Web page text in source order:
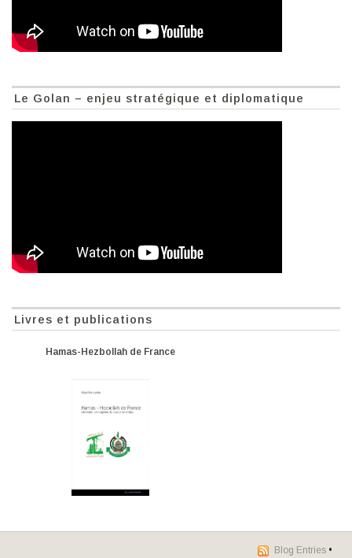
Le Golan – enjeu stratégique et diplomatique
Livres et publications
Hamas-Hezbollah de France
Blog Entries •